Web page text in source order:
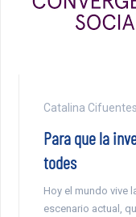
Catalina
Para que la
todes
Hoy el mundo vive
escenario actual,